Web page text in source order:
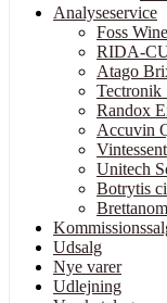
Analyseservice
Foss
RIDA-
Atago
Tectronik
Randox
Accuvin
Unitech
Botrytis
Udsalg
Nye varer
Udlejning